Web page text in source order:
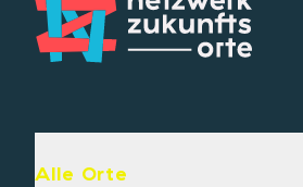
Alle Orte